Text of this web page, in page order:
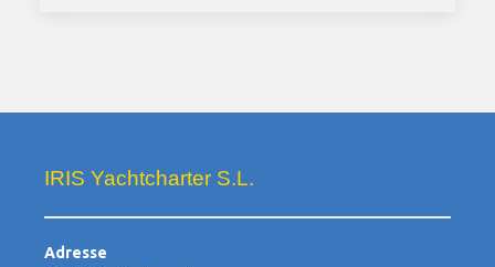
IRIS Yachtcharter S.L.
Adresse